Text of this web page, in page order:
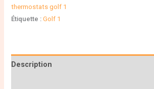
thermostats golf 1
Étiquette :Golf 1
Description